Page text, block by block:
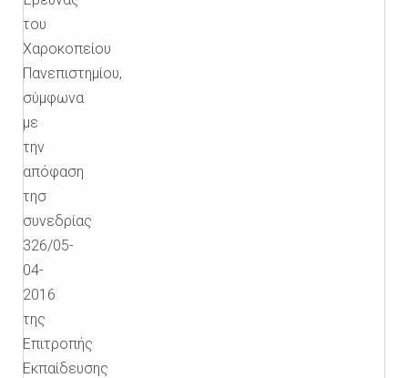
του
Χαροκοπείου
Πανεπιστημίου,
σύμφωνα
με
την
απόφαση
τησ
συνεδρίας
326/05-
04-
2016
της
Επιτροπής
Εκπαίδευσης